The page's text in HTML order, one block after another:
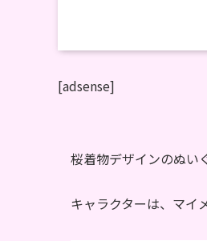
[adsense]
桜着物デザインのぬい
キャラクターは、マ